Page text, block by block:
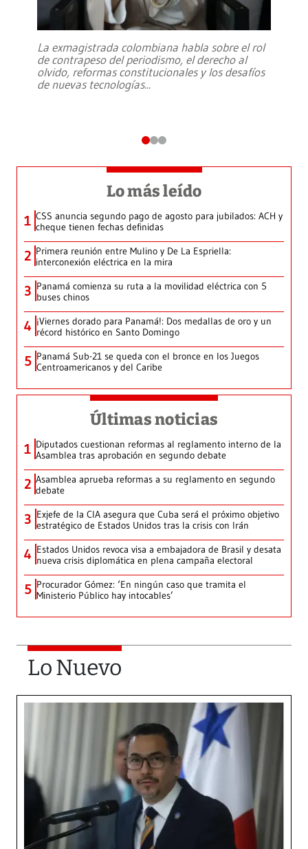
La exmagistrada colombiana habla sobre el rol
de contrapeso del periodismo, el derecho al
olvido, reformas constitucionales y los desafíos
de nuevas tecnologías...
Lo más leído
1 CSS anuncia segundo pago de agosto para jubilados: ACH y
cheque tienen fechas definidas
2 Primera reunión entre Mulino y De La Espriella:
interconexión eléctrica en la mira
3 Panamá comienza su ruta a la movilidad eléctrica con 5
buses chinos
4 ¡Viernes dorado para Panamá!: Dos medallas de oro y un
récord histórico en Santo Domingo
5 Panamá Sub-21 se queda con el bronce en los Juegos
Centroamericanos y del Caribe
Últimas noticias
1 Diputados cuestionan reformas al reglamento interno de la
Asamblea tras aprobación en segundo debate
2 Asamblea aprueba reformas a su reglamento en segundo
debate
3 Exjefe de la CIA asegura que Cuba será el próximo objetivo
estratégico de Estados Unidos tras la crisis con Irán
4 Estados Unidos revoca visa a embajadora de Brasil y desata
nueva crisis diplomática en plena campaña electoral
5 Procurador Gómez: ‘En ningún caso que tramita el
Ministerio Público hay intocables’
Lo Nuevo